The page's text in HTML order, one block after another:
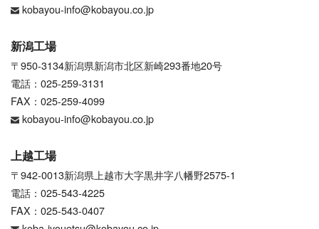
kobayou-info@kobayou.co.jp
新潟工場
〒950-3134新潟県新潟市北区新崎293番地20号
電話：025-259-3131
FAX：025-259-4099
kobayou-info@kobayou.co.jp
上越工場
〒942-0013新潟県上越市大字黒井字八幡野2575-1
電話：025-543-4225
FAX：025-543-0407